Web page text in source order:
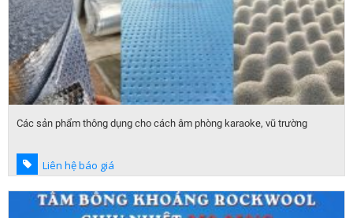
Các sản phẩm thông dụng cho cách âm phòng karaoke, vũ trường
Liên hệ báo giá